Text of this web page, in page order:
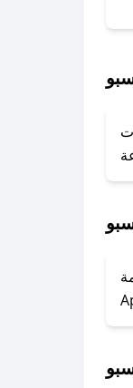
المفضل؟
- اضغط على أيقونة متابعة لمتجر متجر اكسبو في تطبيق صحصح.
- تابع حسابنا الرسمي على تويتر وقم بتفعيل زر التنبيهات.